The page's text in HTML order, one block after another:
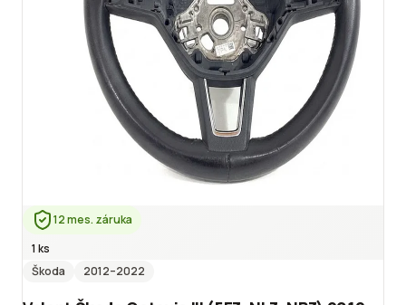
12 mes. záruka
1 ks
Škoda
2012–2022